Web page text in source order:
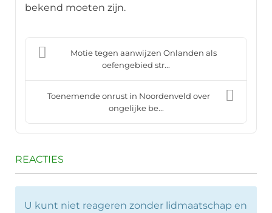
bekend moeten zijn.
Motie tegen aanwijzen Onlanden als
oefengebied str...
Toenemende onrust in Noordenveld over
ongelijke be...
REACTIES
U kunt niet reageren zonder lidmaatschap en